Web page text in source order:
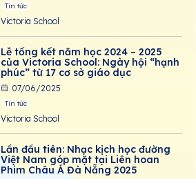
Tin tức
Victoria School
Lễ tổng kết năm học 2024 – 2025
của Victoria School: Ngày hội “hạnh
phúc” từ 17 cơ sở giáo dục
07/06/2025
Tin tức
Victoria School
Lần đầu tiên: Nhạc kịch học đường
Việt Nam góp mặt tại Liên hoan
Phim Châu Á Đà Nẵng 2025